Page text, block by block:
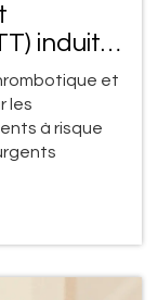
induit
et
les
à risque